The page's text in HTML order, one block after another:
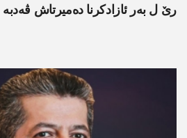
رێ ل بەر ئازادکرنا دەمیرتاش ڤەدبە